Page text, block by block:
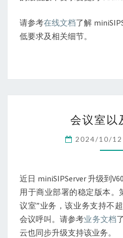
请参考在线文档了解
低要求及相关细节。
议
室
以
其
他
会议室以
2024/10/12
近日 miniSIPServer 升级到
用于商业部署的稳定版本。
议室”业务，该业务支持不
会议呼叫。请参考业务文档
云也同步升级支持该业务。